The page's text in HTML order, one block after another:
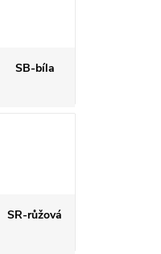
SB-bíla
SR-růžová